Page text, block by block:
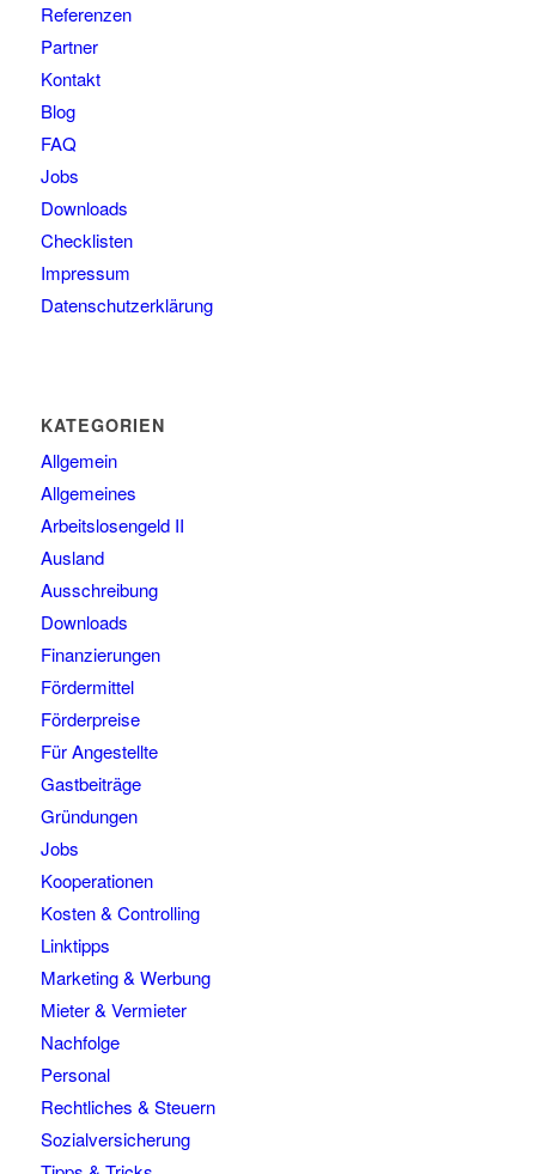
Referenzen
Partner
Kontakt
Blog
FAQ
Jobs
Downloads
Checklisten
Impressum
Datenschutzerklärung
KATEGORIEN
Allgemein
Allgemeines
Arbeitslosengeld II
Ausland
Ausschreibung
Downloads
Finanzierungen
Fördermittel
Förderpreise
Für Angestellte
Gastbeiträge
Gründungen
Jobs
Kooperationen
Kosten & Controlling
Linktipps
Marketing & Werbung
Mieter & Vermieter
Nachfolge
Personal
Rechtliches & Steuern
Sozialversicherung